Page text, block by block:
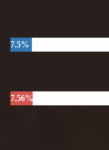
7.5%
7.56%